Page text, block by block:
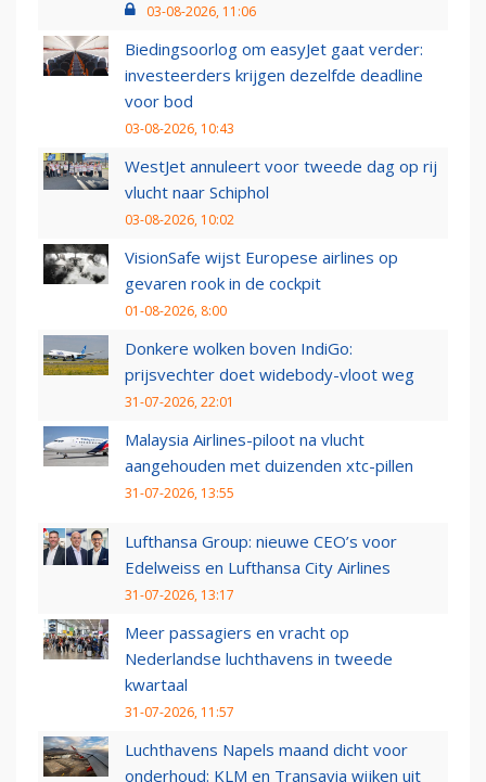
03-08-2026, 11:06
Biedingsoorlog om easyJet gaat verder:
investeerders krijgen dezelfde deadline
voor bod
03-08-2026, 10:43
WestJet annuleert voor tweede dag op rij
vlucht naar Schiphol
03-08-2026, 10:02
VisionSafe wijst Europese airlines op
gevaren rook in de cockpit
01-08-2026, 8:00
Donkere wolken boven IndiGo:
prijsvechter doet widebody-vloot weg
31-07-2026, 22:01
Malaysia Airlines-piloot na vlucht
aangehouden met duizenden xtc-pillen
31-07-2026, 13:55
Lufthansa Group: nieuwe CEO’s voor
Edelweiss en Lufthansa City Airlines
31-07-2026, 13:17
Meer passagiers en vracht op
Nederlandse luchthavens in tweede
kwartaal
31-07-2026, 11:57
Luchthavens Napels maand dicht voor
onderhoud: KLM en Transavia wijken uit